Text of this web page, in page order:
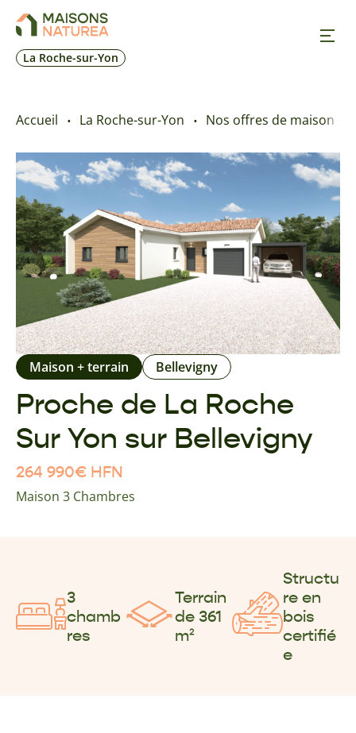
La Roche-sur-Yon
Nos offres
Prendre RDV
+33 2 28 19 62 78
Accueil La Roche-sur-Yon Nos offres de maison +
Proche de La Roche
Sur Yon sur Bellevigny
Maison + terrain Bellevigny
264 990€ HFN
Maison 3 Chambres
3
chamb
res
Terrain
de 361
m²
Structu
re en
bois
certifié
e